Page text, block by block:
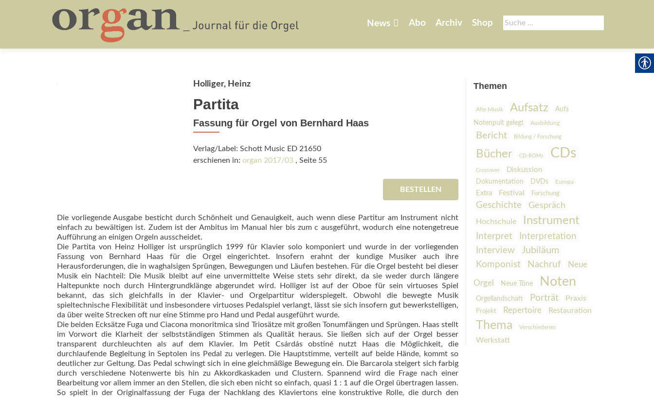
Suche
nach:
springen
News Abo Archiv Shop
Holliger, Heinz
Partita
Fassung für Orgel von Bernhard Haas
Verlag/Label: Schott Music ED 21650
erschienen in: organ 2017/03, Seite 55
BESTELLEN
Die vorliegende Ausgabe besticht durch Schönheit und Genauigkeit, auch wenn diese Partitur am Instrument nicht
einfach zu bewältigen ist. Zudem ist der Ambitus im Manual hier bis zum c ausgeführt, wodurch eine notengetreue
Aufführung an einigen Orgeln ausscheidet.
Die Partita von Heinz Holliger ist ursprünglich 1999 für Klavier solo komponiert und wurde in der vorliegenden
Fassung von Bernhard Haas für die Orgel eingerichtet. Insofern erahnt der kundige Musiker auch ihre
Herausforderungen, die in waghalsigen Sprüngen, Bewegungen und Läufen bestehen. Für die Orgel besteht bei dieser
Musik ein Nachteil: Die Musik bleibt auf eine unvermittelte Weise stets sehr direkt, da sie weder durch längere
Haltepunkte noch durch Hintergrundklänge abgerundet wird. Holliger ist auf der Oboe für sein virtuoses Spiel
bekannt, das sich gleichfalls in der Klavier- und Orgelpartitur widerspiegelt. Obwohl die bewegte Musik
spieltechnische Flexibilität und insbesondere virtuoses Pedalspiel verlangt, lässt sie sich insofern gut bewerkstelligen,
da über weite Strecken oft nur eine Stimme pro Hand und Pedal ausgeführt wurde.
Die beiden Ecksätze Fuga und Ciacona monoritmica sind Triosätze mit großen Tonumfängen und Sprüngen. Haas stellt
im Vorwort die Klarheit der selbstständigen Stimmen als Qualität heraus. Sie ließen sich auf der Orgel besser
transparent durchleuchten als auf dem Klavier. Im Petit Csárdás obstiné nutzt Haas die Möglichkeit, die
durchlaufende Begleitung in Septolen ins Pedal zu verlegen. Die Hauptstimme, verteilt auf beide Hände, kommt so
deutlicher zur Geltung. Das Pedal schwingt sich in eine gleichmäßige Bewegung ein. Die Barcarola steigert sich farbig
durch verschiedene Notenwerte bis hin zu Akkordkaskaden und Clus­tern. Spannend wird die Frage nach einer
Bearbeitung vor allem immer an den Stellen, die sich eben nicht so einfach, quasi 1 : 1 auf die Orgel übertragen lassen.
So spielt in der Originalfassung der Fuga der Nachklang des Klaviertons eine konstruktive Rolle, die durch den
Themen
Alte Musik Aufsatz
Aufs
Notenpult gelegt
Ausbildung
Bericht Bildung / Forschung
Bücher CD-ROMs CDs
Crossover Diskussion
Dokumentation DVDs Europa
Extra Festival Forschung
Geschichte Gespräch
Hochschule Instrument
Interpret
Interpretation
Interview
Jubiläum
Komponist
Nachruf Neue
Orgel Neue Töne Noten
Orgellandschaft Porträt Praxis
Projekt Repertoire Restauration
Thema Verschiedenes
Werkstatt